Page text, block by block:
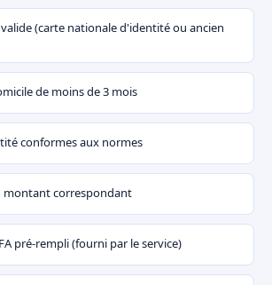
(carte nationale d'identité ou ancien
de moins de 3 mois
conformes aux normes
montant correspondant
pré-rempli (fourni par le service)